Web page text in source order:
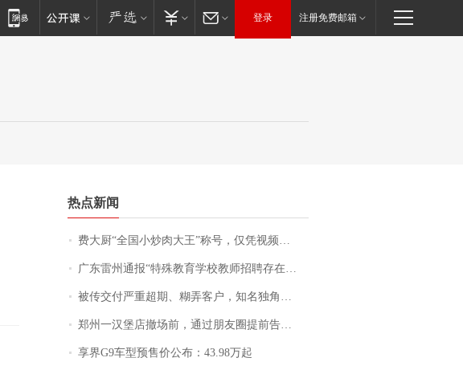
登录 注册免费邮箱
热点新闻
费大厨“全国小炒肉大王”称号，仅凭视频评出？中国烹饪协会回应
广东雷州通报“特殊教育学校教师招聘存在违规行为”：已启动问责程序 副校长被停职
被传交付严重超期、糊弄客户，知名独角兽车企创始人回应：都没证据，将依法采取措施，“本人长期与美国交管局保持沟通，对方表示肯定”
郑州一汉堡店撤场前，通过朋友圈提前告知逐一退费，有顾客仅剩1元也全被退回，分文不少；顾客：言而有信，让人感动
享界G9车型预售价公布：43.98万起